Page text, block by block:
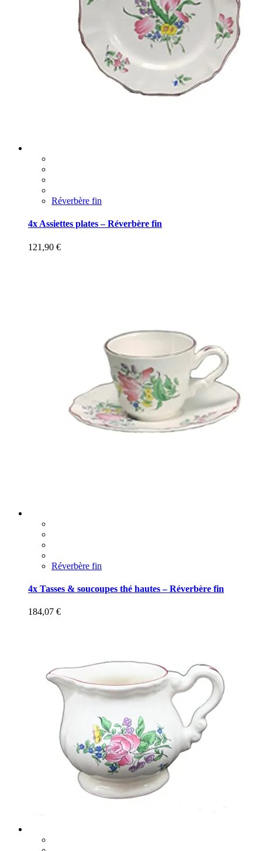
Réverbère fin
4x Assiettes plates – Réverbère fin
121,90 €
Réverbère fin
4x Tasses & soucoupes thé hautes – Réverbère fin
184,07 €